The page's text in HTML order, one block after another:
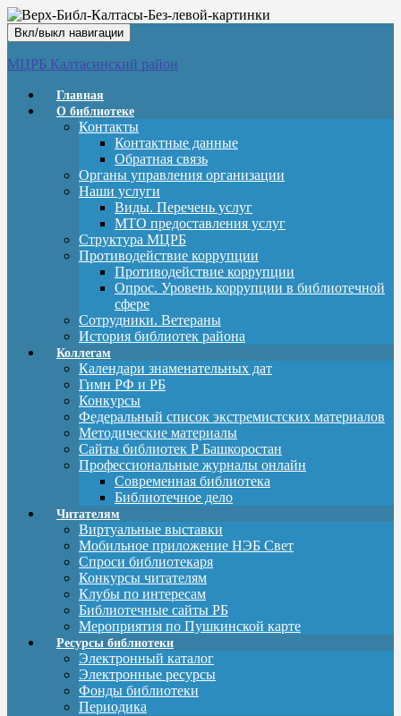
Вкл/выкл навигации
МЦРБ Калтасинский район
Главная
О библиотеке
Контакты
Контактные данные
Обратная связь
Органы управления организации
Наши услуги
Виды. Перечень услуг
МТО предоставления услуг
Структура МЦРБ
Противодействие коррупции
Противодействие коррупции
Опрос. Уровень коррупции в библиотечной
сфере
Сотрудники. Ветераны
История библиотек района
Коллегам
Календари знаменательных дат
Гимн РФ и РБ
Конкурсы
Федеральный список экстремистских материалов
Методические материалы
Сайты библиотек Р Башкоростан
Профессиональные журналы онлайн
Современная библиотека
Библиотечное дело
Читателям
Виртуальные выставки
Мобильное приложение НЭБ Свет
Спроси библиотекаря
Конкурсы читателям
Клубы по интересам
Библиотечные сайты РБ
Мероприятия по Пушкинской карте
Ресурсы библиотеки
Электронный каталог
Электронные ресурсы
Фонды библиотеки
Периодика